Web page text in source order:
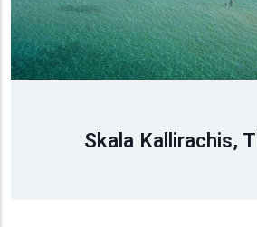
Skala Kallirachis,